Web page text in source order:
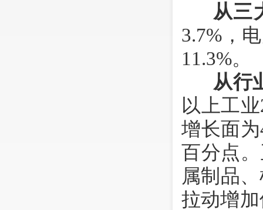
从三
3.7% ，
1 1.3%。
从行
以上工业
增长面为
百分点。
属制品
拉动增